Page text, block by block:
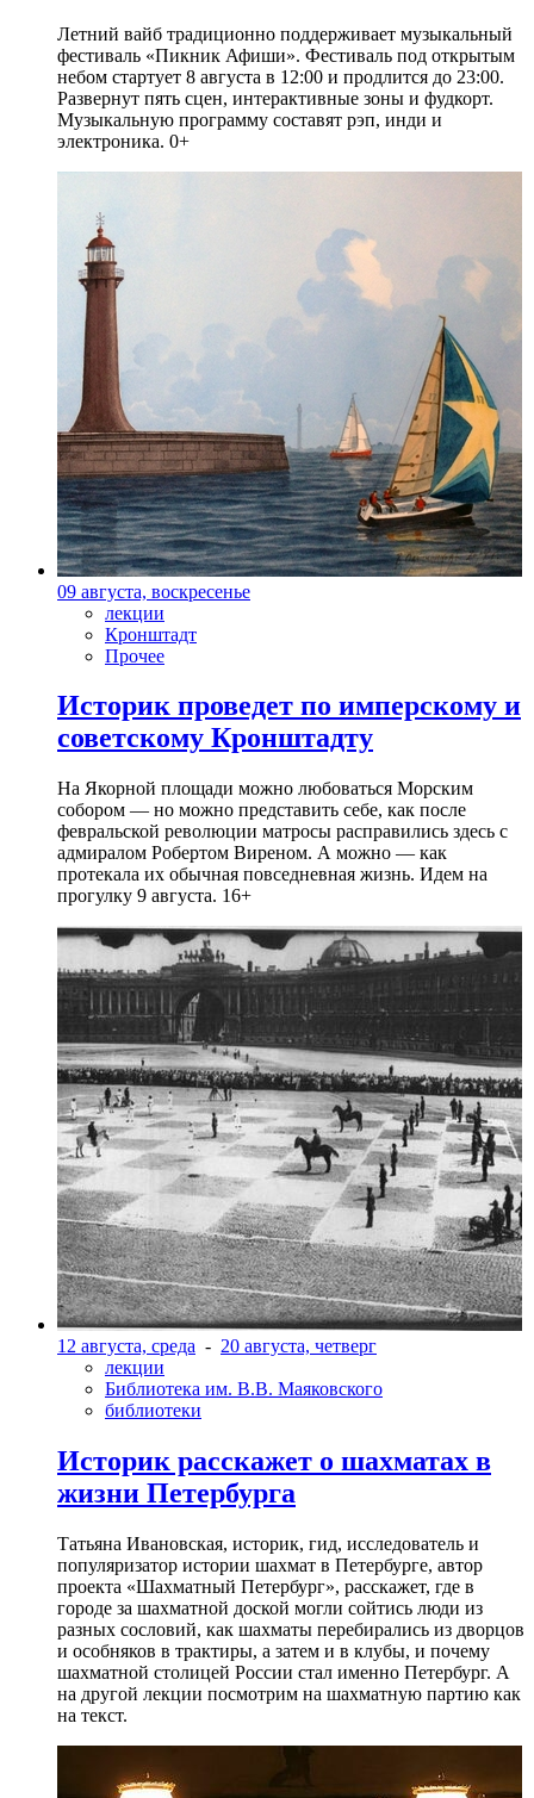
Летний вайб традиционно поддерживает музыкальный
фестиваль «Пикник Афиши». Фестиваль под открытым
небом стартует 8 августа в 12:00 и продлится до 23:00.
Развернут пять сцен, интерактивные зоны и фудкорт.
Музыкальную программу составят рэп, инди и
электроника. 0+
09 августа, воскресенье
лекции
Кронштадт
Прочее
Историк проведет по имперскому и
советскому Кронштадту
На Якорной площади можно любоваться Морским
собором — но можно представить себе, как после
февральской революции матросы расправились здесь с
адмиралом Робертом Виреном. А можно — как
протекала их обычная повседневная жизнь. Идем на
прогулку 9 августа. 16+
12 августа, среда - 20 августа, четверг
лекции
Библиотека им. В.В. Маяковского
библиотеки
Историк расскажет о шахматах в
жизни Петербурга
Татьяна Ивановская, историк, гид, исследователь и
популяризатор истории шахмат в Петербурге, автор
проекта «Шахматный Петербург», расскажет, где в
городе за шахматной доской могли сойтись люди из
разных сословий, как шахматы перебирались из дворцов
и особняков в трактиры, а затем и в клубы, и почему
шахматной столицей России стал именно Петербург. А
на другой лекции посмотрим на шахматную партию как
на текст.